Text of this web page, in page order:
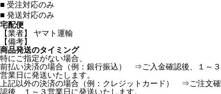
■ 受注対応のみ
■ 発送対応のみ
宅配便
【業者】 ヤマト運輸
【備考】
商品発送のタイミング
特にご指定がない場合、
前払い決済の場合（例：銀行振込） ⇒ご入金確認後、１～３
営業日に発送いたします。
上記以外の決済の場合（例：クレジットカード） ⇒ご注文確
認後、１～３営業日に発送いたします。